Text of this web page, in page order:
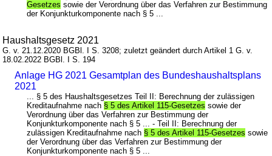
Gesetzes sowie der Verordnung über das Verfahren zur Bestimmung
der Konjunkturkomponente nach § 5 ...
Haushaltsgesetz 2021
G. v. 21.12.2020 BGBl. I S. 3208; zuletzt geändert durch Artikel 1 G. v.
18.02.2022 BGBl. I S. 194
Anlage HG 2021 Gesamtplan des Bundeshaushaltsplans
2021
... § 5 des Haushaltsgesetzes Teil II: Berechnung der zulässigen
Kreditaufnahme nach § 5 des Artikel 115-Gesetzes sowie der
Verordnung über das Verfahren zur Bestimmung der
Konjunkturkomponente nach § 5 ... - Teil II: Berechnung der
zulässigen Kreditaufnahme nach § 5 des Artikel 115-Gesetzes sowie
der Verordnung über das Verfahren zur Bestimmung der
Konjunkturkomponente nach § 5 ...